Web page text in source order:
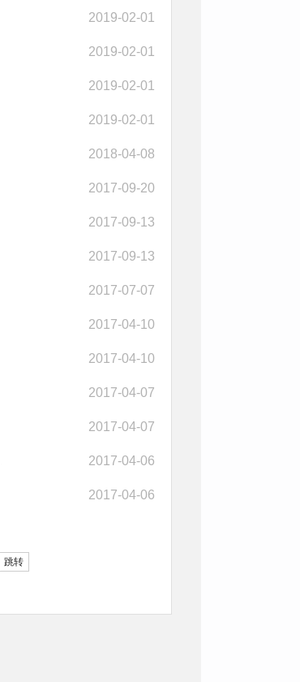
2019-02-01
2019-02-01
2019-02-01
2019-02-01
2018-04-08
2017-09-20
2017-09-13
2017-09-13
2017-07-07
2017-04-10
2017-04-10
2017-04-07
2017-04-07
2017-04-06
2017-04-06
跳转